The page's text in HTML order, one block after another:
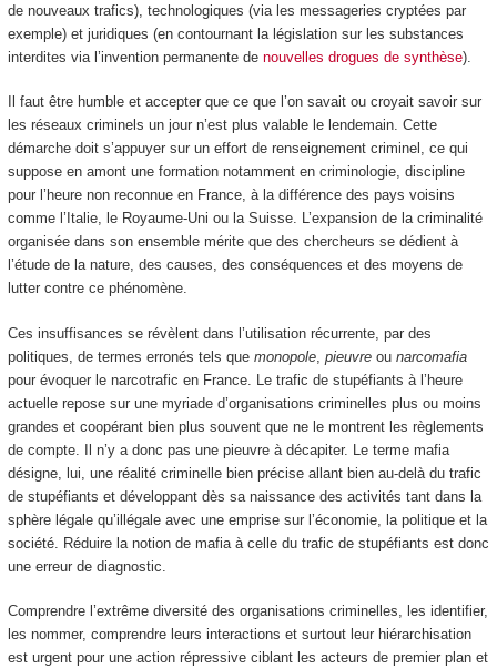
de nouveaux trafics), technologiques (via les messageries cryptées par
exemple) et juridiques (en contournant la législation sur les substances
interdites via l’invention permanente de nouvelles drogues de synthèse).
Il faut être humble et accepter que ce que l’on savait ou croyait savoir sur
les réseaux criminels un jour n’est plus valable le lendemain. Cette
démarche doit s’appuyer sur un effort de renseignement criminel, ce qui
suppose en amont une formation notamment en criminologie, discipline
pour l’heure non reconnue en France, à la différence des pays voisins
comme l’Italie, le Royaume-Uni ou la Suisse. L’expansion de la criminalité
organisée dans son ensemble mérite que des chercheurs se dédient à
l’étude de la nature, des causes, des conséquences et des moyens de
lutter contre ce phénomène.
Ces insuffisances se révèlent dans l’utilisation récurrente, par des
politiques, de termes erronés tels que monopole, pieuvreou narcomafia
pour évoquer le narcotrafic en France. Le trafic de stupéfiants à l’heure
actuelle repose sur une myriade d’organisations criminelles plus ou moins
grandes et coopérant bien plus souvent que ne le montrent les règlements
de compte. Il n’y a donc pas une pieuvre à décapiter. Le terme mafia
désigne, lui, une réalité criminelle bien précise allant bien au-delà du trafic
de stupéfiants et développant dès sa naissance des activités tant dans la
sphère légale qu’illégale avec une emprise sur l’économie, la politique et la
société. Réduire la notion de mafia à celle du trafic de stupéfiants est donc
une erreur de diagnostic.
Comprendre l’extrême diversité des organisations criminelles, les identifier,
les nommer, comprendre leurs interactions et surtout leur hiérarchisation
est urgent pour une action répressive ciblant les acteurs de premier plan et